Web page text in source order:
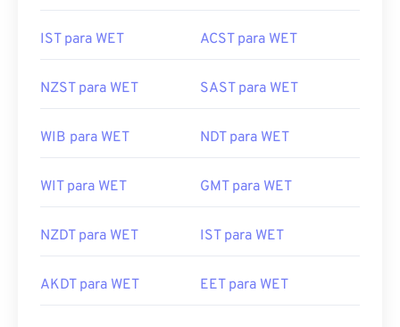
IST para WET ACST para WET
NZST para WET SAST para WET
WIB para WET NDT para WET
WIT para WET GMT para WET
NZDT para WET IST para WET
AKDT para WET EET para WET